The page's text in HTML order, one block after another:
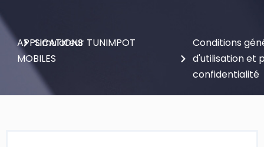
APPLICATIONS
MOBILES
Simulateur TUNIMPOT
Conditions
d'utilisation et
confidentialité